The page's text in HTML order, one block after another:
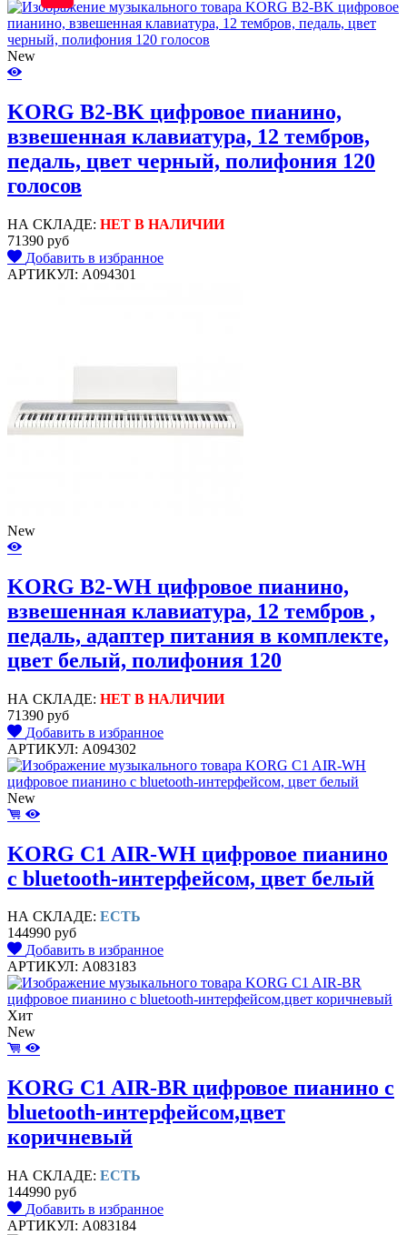
New
KORG B2-BK цифровое пианино,
взвешенная клавиатура, 12 тембров,
педаль, цвет черный, полифония 120
голосов
НА СКЛАДЕ: НЕТ В НАЛИЧИИ
71390 руб
Добавить в избранное
АРТИКУЛ: A094301
New
KORG B2-WH цифровое пианино,
взвешенная клавиатура, 12 тембров ,
педаль, адаптер питания в комплекте,
цвет белый, полифония 120
НА СКЛАДЕ: НЕТ В НАЛИЧИИ
71390 руб
Добавить в избранное
АРТИКУЛ: A094302
New
KORG C1 AIR-WH цифровое пианино
c bluetooth-интерфейсом, цвет белый
НА СКЛАДЕ: ЕСТЬ
144990 руб
Добавить в избранное
АРТИКУЛ: A083183
Хит
New
KORG C1 AIR-BR цифровое пианино c
bluetooth-интерфейсом,цвет
коричневый
НА СКЛАДЕ: ЕСТЬ
144990 руб
Добавить в избранное
АРТИКУЛ: A083184